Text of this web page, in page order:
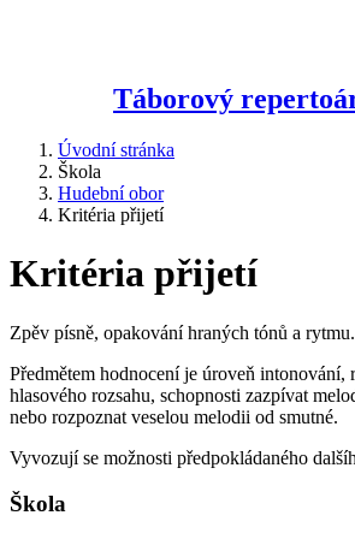
Táborový
Úvodní stránka
Škola
Hudební obor
Kritéria přijetí
Kritéria přijetí
Zpěv písně, opakování hraných tónů a rytmu.
Předmětem hodnocení je úroveň intonování,
hlasového rozsahu, schopnosti zazpívat
nebo rozpoznat veselou melodii od smutné.
Vyvozují se možnosti předpokládaného
Škola